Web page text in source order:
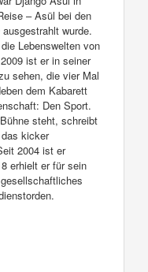
– Asül bei den
wurde.
Lebenswelten von
ist er in seiner
sehen, die vier Mal
dem Kabarett
Den Sport.
steht, schreibt
kicker
2004 ist er
erhielt er für sein